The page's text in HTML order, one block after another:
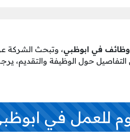
وظائف في ابوظبي، وتبحث الشركة
حول الوظيفة والتقديم،
للعمل في